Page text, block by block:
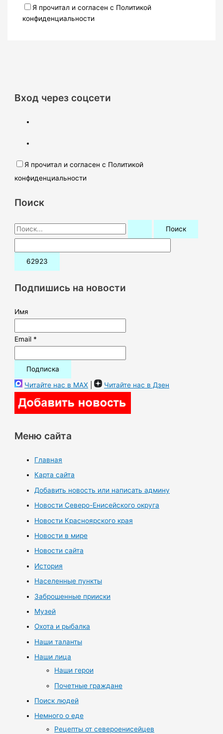
Я прочитал и согласен с Политикой
конфиденциальности
Вход через соцсети
Я прочитал и согласен с Политикой
конфиденциальности
Поиск
П
о
и
:Подпишись на новости
Имя
Email *
Читайте нас в MAX | Читайте нас в Дзен
Меню сайта
Главная
Карта сайта
Добавить новость или написать админу
Новости Северо-Енисейского округа
Новости Красноярского края
Новости в мире
Новости сайта
История
Населенные пункты
Заброшенные прииски
Музей
Охота и рыбалка
Наши таланты
Наши лица
Наши герои
Почетные граждане
Поиск людей
Немного о еде
Рецепты от североенисейцев